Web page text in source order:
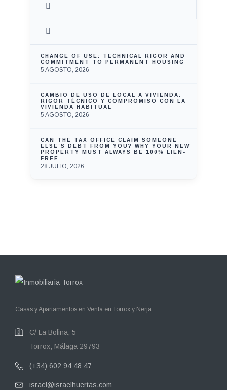
CHANGE OF USE: TECHNICAL RIGOR AND
COMMITMENT TO PERMANENT HOUSING
5 AGOSTO, 2026
CAMBIO DE USO DE LOCAL A VIVIENDA:
RIGOR TÉCNICO Y COMPROMISO CON LA
VIVIENDA HABITUAL
5 AGOSTO, 2026
CAN THE TAX OFFICE CLAIM SOMEONE
ELSE’S DEBT FROM YOU? WHY YOUR NEW
PROPERTY MUST ALWAYS BE 100% LIEN-
FREE
28 JULIO, 2026
Casas y Apartamentos en Venta en Torrox y Nerja
C/ La Bolina, 5
Torrox, Málaga 29793
(+34) 602 94 48 47
israel@israelhuertas.com